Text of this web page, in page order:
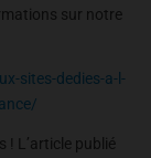
sur notre
sites-dedies-a-l-
! L’article publié